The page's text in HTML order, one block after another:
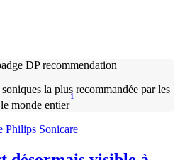
la plus recommandée par les
monde entier
1
Philips Sonicare